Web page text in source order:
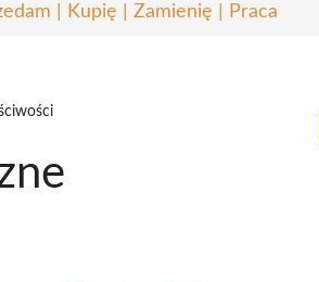
| Kupię | Zamienię | Praca